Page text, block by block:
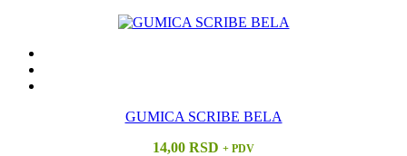
GUMICA SCRIBE BELA
14,00 RSD + PDV